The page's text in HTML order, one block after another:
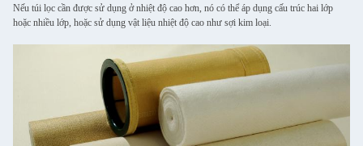
Nếu túi lọc cần được sử dụng ở nhiệt độ cao hơn, nó có thể áp dụng cấu trúc hai lớp
hoặc nhiều lớp, hoặc sử dụng vật liệu nhiệt độ cao như sợi kim loại.